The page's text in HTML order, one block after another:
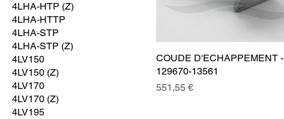
4LHA-HTP (Z)
4LHA-HTTP
4LHA-STP
4LHA-STP (Z)
4LV150
4LV150 (Z)
4LV170
4LV170 (Z)
4LV195
COUDE D'ECHAPPEMENT -
129670-13561
Prix
551,55 €